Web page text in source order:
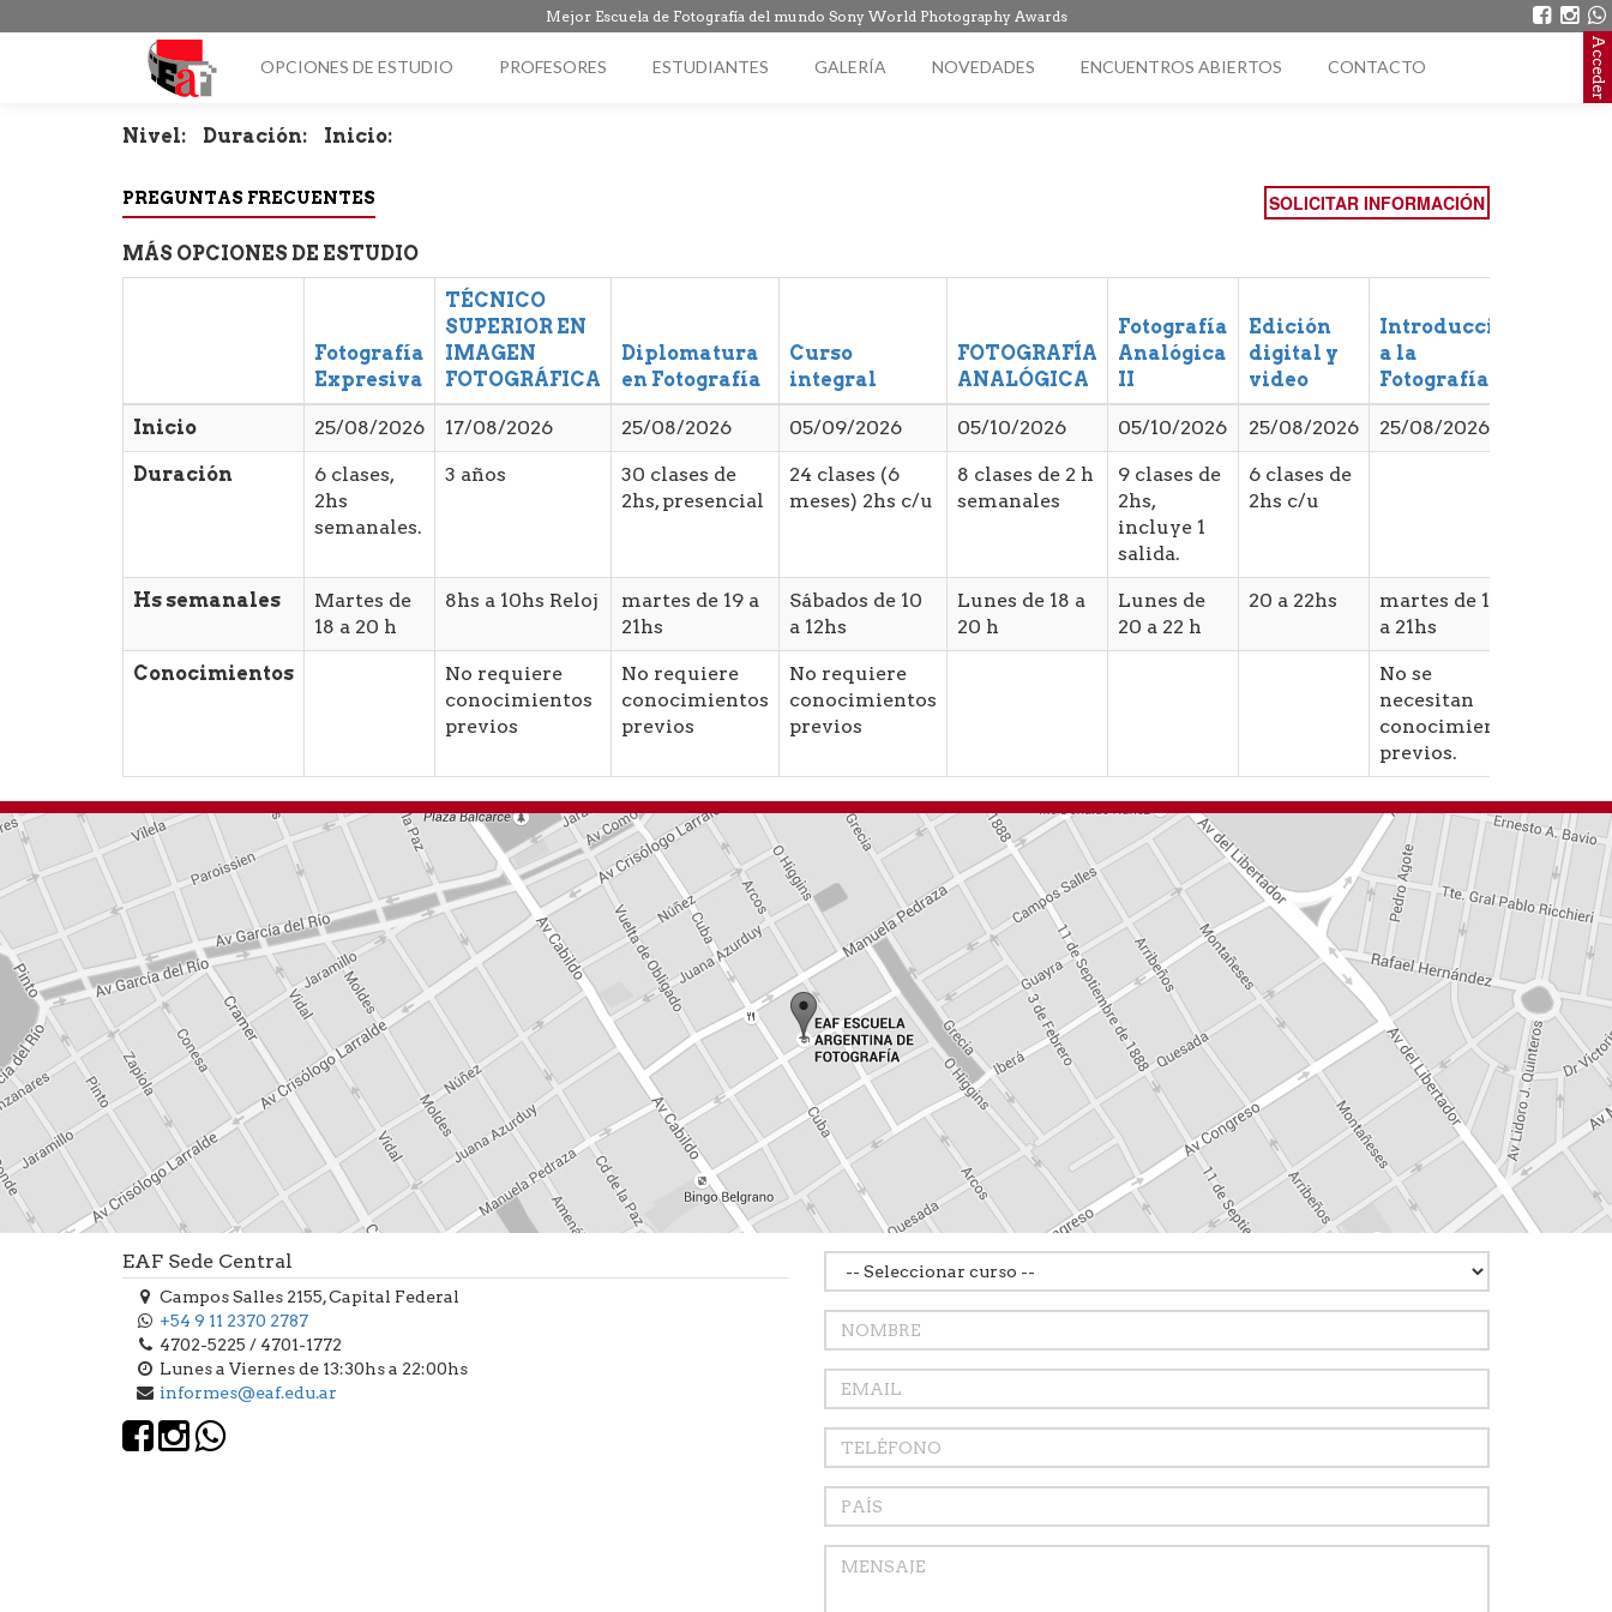
Mejor Escuela de Fotografía del mundo Sony World Photography Awards
OPCIONES DE ESTUDIO PROFESORES ESTUDIANTES GALERÍA NOVEDADES ENCUENTROS ABIERTOS CONTACTO Acceder
Nivel: Duración: Inicio:
PREGUNTAS FRECUENTES SOLICITAR INFORMACIÓN
MÁS OPCIONES DE ESTUDIO
Fotografía
Expresiva
TÉCNICO
SUPERIOR EN
IMAGEN
FOTOGRÁFICA
Diplomatura
en Fotografía
Curso
integral
FOTOGRAFÍA
ANALÓGICA
Fotografía
Analógica
II
Edición
digital y
video
Introducción
a la
Fotografía I
Inicio 25/08/2026 17/08/2026 25/08/2026 05/09/2026 05/10/2026 05/10/2026 25/08/2026 25/08/2026
Duración
6 clases,
2hs
semanales.
3 años
30 clases de
2hs, presencial
24 clases (6
meses) 2hs c/u
8 clases de 2 h
semanales
9 clases de
2hs,
incluye 1
salida.
6 clases de
2hs c/u
Hs semanales
Martes de
18 a 20 h
8hs a 10hs Reloj
martes de 19 a
21hs
Sábados de 10
a 12hs
Lunes de 18 a
20 h
Lunes de
20 a 22 h
20 a 22hs
martes de 19hs
a 21hs
Conocimientos
No requiere
conocimientos
previos
No requiere
conocimientos
previos
No requiere
conocimientos
previos
No se
necesitan
conocimientos
previos.
EAF Sede Central
Campos Salles 2155, Capital Federal
+54 9 11 2370 2787
4702-5225 / 4701-1772
Lunes a Viernes de 13:30hs a 22:00hs
informes@eaf.edu.ar